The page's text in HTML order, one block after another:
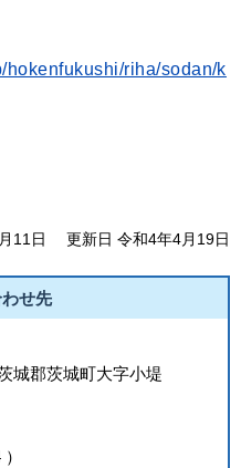
hokenfukushi/riha/sodan/k
11日 更新日 令和4年4月19日
せ先
城郡茨城町大字小堤
）